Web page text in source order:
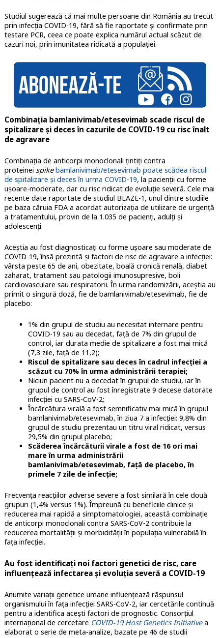
Studiul sugerează că mai multe persoane din România au trecut
prin infecția COVID-19, fără să fie raportate și confirmate prin
testare PCR, ceea ce poate explica numărul actual scăzut de
cazuri noi, prin imunitatea ridicată a populației.
Combinația bamlanivimab/etesevimab scade riscul de
spitalizare și deces în cazurile de COVID-19 cu risc înalt
de agravare
Combinația de anticorpi monoclonali țintiți contra
proteinei spikebamlanivimab/etesevimab poate scădea riscul
de spitalizare și deces în urma COVID-19, la pacienții cu forme
ușoare-moderate, dar cu risc ridicat de evoluție severă. Cele mai
recente date raportate de studiul BLAZE-1, unul dintre studiile
pe baza căruia FDA a acordat autorizația de utilizare de urgență
a tratamentului, provin de la 1.035 de pacienți, adulți și
adolescenți.
Aceștia au fost diagnosticați cu forme ușoare sau moderate de
COVID-19, însă prezintă și factori de risc de agravare a infecției:
vârsta peste 65 de ani, obezitate, boală cronică renală, diabet
zaharat, tratament sau patologii imunosupresive, boli
cardiovasculare sau respiratorii. În urma randomizării, aceștia au
primit o singură doză, fie de bamlanivimab/etesevimab, fie de
placebo:
1% din grupul de studiu au necesitat internare pentru
COVID-19 sau au decedat, față de 7% din grupul de
control, iar durata medie de spitalizare a fost mai mică
(7,3 zile, față de 11,2);
Riscul de spitalizare sau deces în cadrul infecției a
scăzut cu 70% în urma administrării terapiei;
Niciun pacient nu a decedat în grupul de studiu, iar în
grupul de control au fost înregistrate 9 decese datorate
infecției cu SARS-CoV-2;
Încărcătura virală a fost semnificativ mai mică în grupul
bamlanivimab/etesevimab, în ziua 7 a infecției: 9,8% din
grupul de studiu prezentau un titru viral ridicat, versus
29,5% din grupul placebo;
Scăderea încărcăturii virale a fost de 16 ori mai
mare în urma administrării
bamlanivimab/etesevimab, față de placebo, în
primele 7 zile de infecție;
Frecvența reacțiilor adverse severe a fost similară în cele două
grupuri (1,4% versus 1%). Împreună cu beneficiile clinice și
reducerea mai rapidă a simptomatologiei, această combinație
de anticorpi monoclonali contra SARS-CoV-2 contribuie la
reducerea mortalității și morbidității în populația vulnerabilă în
fața infecției.
Au fost identificați noi factori genetici de risc, care
influențează infectarea și evoluția severă a COVID-19
Anumite variații genetice umane influențează răspunsul
organismului în fața infecției SARS-CoV-2, iar cercetările continuă
pentru a identifica acești factori de prognostic. Consorțiul
internațional de cercetare COVID-19 Host Genetics Initiativea
elaborat o serie de meta-analize, bazate pe 46 de studii